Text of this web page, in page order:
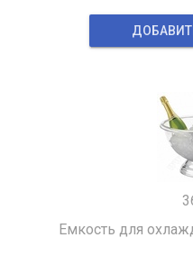
Емкость для